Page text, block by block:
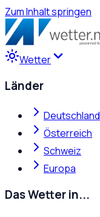
Zum Inhalt springen
Wetter
Länder
Deutschland
Österreich
Schweiz
Europa
Das Wetter in...